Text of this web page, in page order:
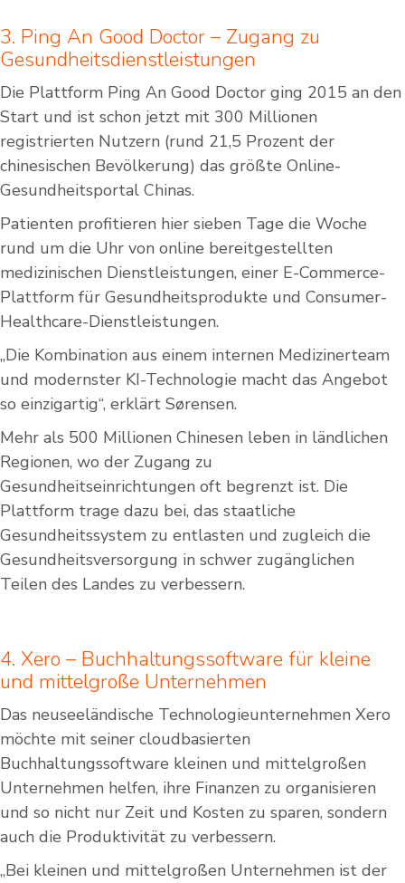
3. Ping An Good Doctor – Zugang zu
Gesundheitsdienstleistungen
Die Plattform Ping An Good Doctor ging 2015 an den
Start und ist schon jetzt mit 300 Millionen
registrierten Nutzern (rund 21,5 Prozent der
chinesischen Bevölkerung) das größte Online-
Gesundheitsportal Chinas.
Patienten profitieren hier sieben Tage die Woche
rund um die Uhr von online bereitgestellten
medizinischen Dienstleistungen, einer E-Commerce-
Plattform für Gesundheitsprodukte und Consumer-
Healthcare-Dienstleistungen.
„Die Kombination aus einem internen Medizinerteam
und modernster KI-Technologie macht das Angebot
so einzigartig“, erklärt Sørensen.
Mehr als 500 Millionen Chinesen leben in ländlichen
Regionen, wo der Zugang zu
Gesundheitseinrichtungen oft begrenzt ist. Die
Plattform trage dazu bei, das staatliche
Gesundheitssystem zu entlasten und zugleich die
Gesundheitsversorgung in schwer zugänglichen
Teilen des Landes zu verbessern.
4. Xero – Buchhaltungssoftware für kleine
und mittelgroße Unternehmen
Das neuseeländische Technologieunternehmen Xero
möchte mit seiner cloudbasierten
Buchhaltungssoftware kleinen und mittelgroßen
Unternehmen helfen, ihre Finanzen zu organisieren
und so nicht nur Zeit und Kosten zu sparen, sondern
auch die Produktivität zu verbessern.
„Bei kleinen und mittelgroßen Unternehmen ist der